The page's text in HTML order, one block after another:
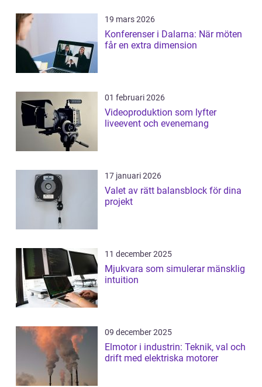
19 mars 2026
Konferenser i Dalarna: När möten
får en extra dimension
01 februari 2026
Videoproduktion som lyfter
liveevent och evenemang
17 januari 2026
Valet av rätt balansblock för dina
projekt
11 december 2025
Mjukvara som simulerar mänsklig
intuition
09 december 2025
Elmotor i industrin: Teknik, val och
drift med elektriska motorer